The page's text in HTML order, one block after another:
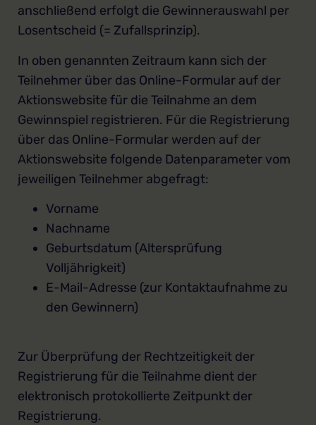
anschließend erfolgt die Gewinnerauswahl per
Losentscheid (= Zufallsprinzip).
In oben genannten Zeitraum kann sich der
Teilnehmer über das Online-Formular auf der
Aktionswebsite für die Teilnahme an dem
Gewinnspiel registrieren. Für die Registrierung
über das Online-Formular werden auf der
Aktionswebsite folgende Datenparameter vom
jeweiligen Teilnehmer abgefragt:
Vorname
Nachname
Geburtsdatum (Altersprüfung
Volljährigkeit)
E-Mail-Adresse (zur Kontaktaufnahme zu
den Gewinnern)
Zur Überprüfung der Rechtzeitigkeit der
Registrierung für die Teilnahme dient der
elektronisch protokollierte Zeitpunkt der
Registrierung.